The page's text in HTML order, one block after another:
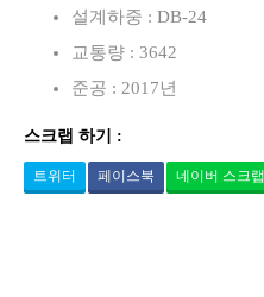
설계하중 : DB-24
교통량 : 3642
준공 : 2017년
스크랩 하기 :
트위터 페이스북 네이버 스크랩